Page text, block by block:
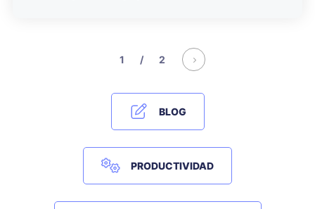
1 / 2
BLOG
PRODUCTIVIDAD